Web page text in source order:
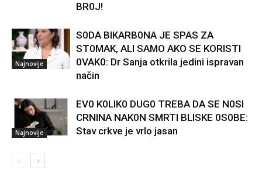
BR0J!
Najnovije
S0DA BIKARB0NA JE SPAS ZA
ST0MAK, ALI SAMO AKO SE KORISTI
0VAK0: Dr Sanja otkrila jedini ispravan
način
Najnovije
EV0 K0LIK0 DUG0 TREBA DA SE N0SI
CRNINA NAK0N SMRTI BLISKE 0S0BE:
Stav crkve je vrlo jasan